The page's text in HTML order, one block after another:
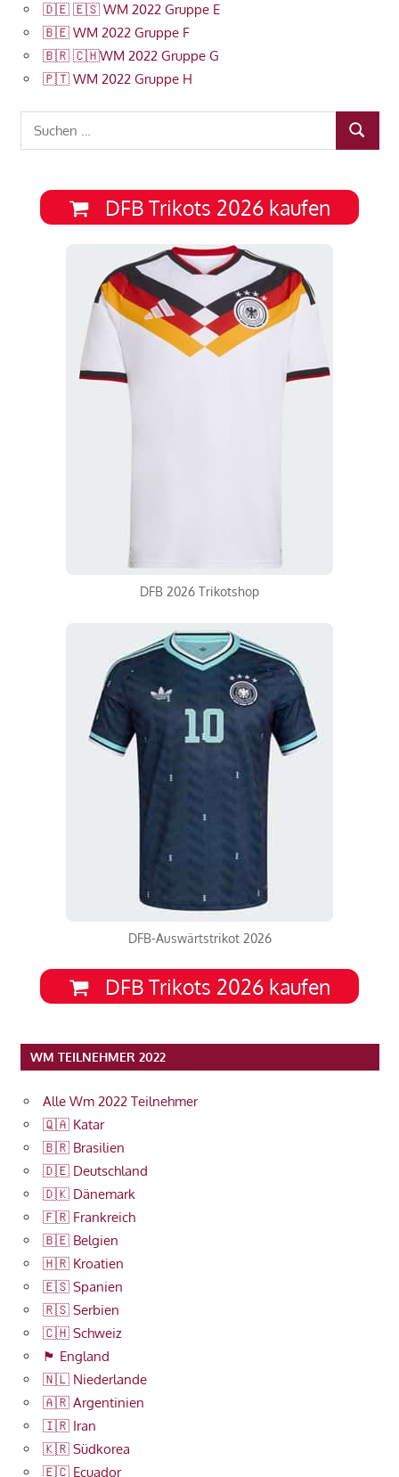
🇩🇪 🇪🇸 WM 2022 Gruppe E
🇧🇪 WM 2022 Gruppe F
🇧🇷 🇨🇭WM 2022 Gruppe G
🇵🇹 WM 2022 Gruppe H
SUCHEN
DFB Trikots 2026 kaufen
DFB 2026 Trikotshop
DFB-Auswärtstrikot 2026
DFB Trikots 2026 kaufen
WM TEILNEHMER 2022
Alle Wm 2022 Teilnehmer
🇶🇦 Katar
🇧🇷 Brasilien
🇩🇪 Deutschland
🇩🇰 Dänemark
🇫🇷 Frankreich
🇧🇪 Belgien
🇭🇷 Kroatien
🇪🇸 Spanien
🇷🇸 Serbien
🇨🇭 Schweiz
🏴󠁧󠁢󠁥󠁮󠁧󠁿 England
🇳🇱 Niederlande
🇦🇷 Argentinien
🇮🇷 Iran
🇰🇷 Südkorea
🇪🇨 Ecuador